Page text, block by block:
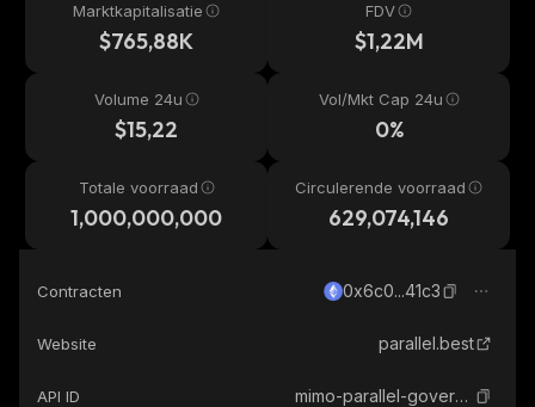
Marktkapitalisatie
$765,88K
FDV
$1,22M
Volume 24u
$15,22
Vol/Mkt Cap 24u
0%
Totale voorraad
1,000,000,000
Circulerende voorraad
629,074,146
Contracten 0x6c0...41c3
Website parallel.best
API ID mimo-parallel-governance-token